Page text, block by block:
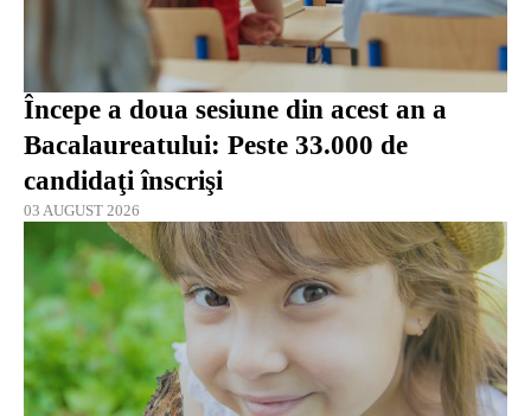
Începe a doua sesiune din acest an a
Bacalaureatului: Peste 33.000 de
candidaţi înscrişi
03 AUGUST 2026